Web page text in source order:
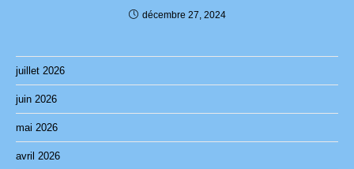
décembre 27, 2024
juillet 2026
juin 2026
mai 2026
avril 2026